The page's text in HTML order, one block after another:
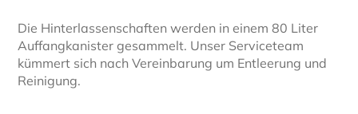
Die Hinterlassenschaften werden in einem 80 Liter
Auffangkanister gesammelt. Unser Serviceteam
kümmert sich nach Vereinbarung um Entleerung und
Reinigung.